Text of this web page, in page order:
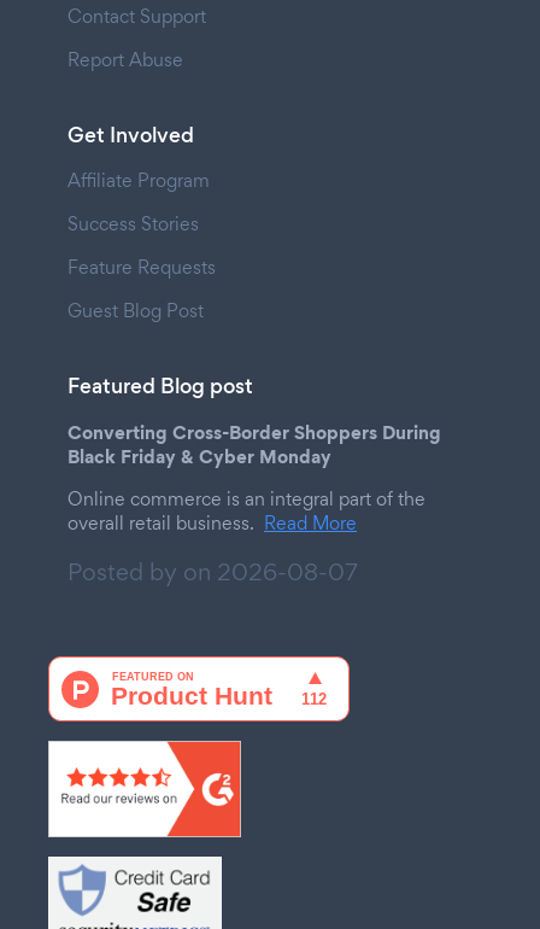
Contact Support
Report Abuse
Get Involved
Affiliate Program
Success Stories
Feature Requests
Guest Blog Post
Featured Blog post
Converting Cross-Border Shoppers During
Black Friday & Cyber Monday
Online commerce is an integral part of the
overall retail business. Read More
Posted by on 2026-08-07